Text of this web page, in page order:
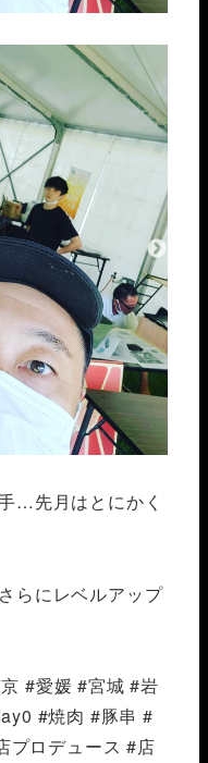
…先月はとにかく
らにレベルアップ
#愛媛 #宮城 #岩
#焼肉 #豚串 #
プロデュース #店